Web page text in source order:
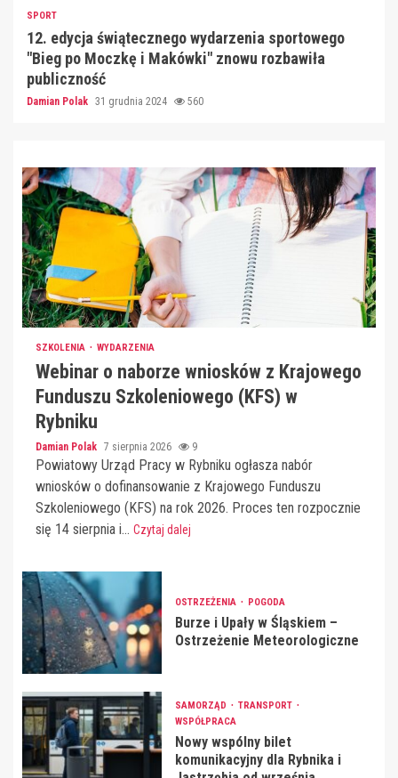
SPORT
12. edycja świątecznego wydarzenia sportowego
"Bieg po Moczkę i Makówki" znowu rozbawiła
publiczność
Damian Polak 31 grudnia 2024 560
SZKOLENIA WYDARZENIA
Webinar o naborze wniosków z Krajowego
Funduszu Szkoleniowego (KFS) w
Rybniku
Damian Polak 7 sierpnia 2026 9
Powiatowy Urząd Pracy w Rybniku ogłasza nabór
wniosków o dofinansowanie z Krajowego Funduszu
Szkoleniowego (KFS) na rok 2026. Proces ten rozpocznie
się 14 sierpnia i... Czytaj dalej
OSTRZEŻENIA POGODA
Burze i Upały w Śląskiem –
Ostrzeżenie Meteorologiczne
SAMORZĄD
TRANSPORT
WSPÓŁPRACA
Nowy wspólny bilet
komunikacyjny dla Rybnika i